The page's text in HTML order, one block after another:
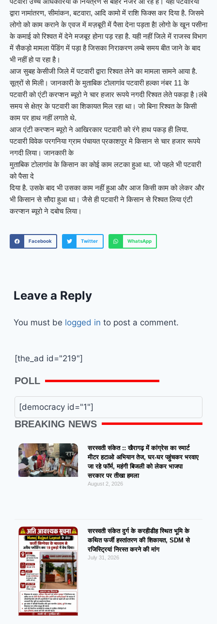
द्वारा नामांतरण, सीमांकन, बटवारा, आदि कामो में राशि फिक्स कर दिया है. जिसमे
लोगो को काम कराने के एवज में मज़बूरी में पैसा देना पड़ता है! लोगो के खून पसीना
के कमाई को रिश्वत में देने मजबूर होना पड़ रहा है. यही नहीं जिले में राजस्व विभाग
में सैकड़ो मामला पेंडिंग में पड़ा है जिसका निराकरण लम्बे समय बीत जाने के बाद
भी नहीं हो पा रहा है।
आज सुबह केसीजी जिले में पटवारी द्वारा रिश्वत लेने का मामला सामने आया है.
सूत्रों से मिली। जानकारी के मुताबिक टोलागांव पटवारी हल्का नंबर 11 के
पटवारी को एंटी करप्शन ब्यूरो ने चार हजार रूपये नगदी रिश्वत लेते पकड़ा है।लंबे
समय से क्षेत्र के पटवारी का शिकायत मिल रहा था। जो बिना रिश्वत के किसी
काम पर हाथ नहीं लगाते थे.
आज एंटी करप्शन ब्यूरो ने आखिरकार पटवारी को रंगे हाथ पकड़ ही लिया.
पटवारी विवेक परगनिया ग्राम पंचायत प्रकाशपुर मे किसान से चार हजार रूपये
नगदी लिया। जानकारी के
मुताबिक टोलागांव के किसान का कोई काम लटका हुआ था. जो पहले भी पटवारी
को पैसा दे
दिया है. उसके बाद भी उसका काम नहीं हुआ और आज किसी काम को लेकर और
भी किसान से सौदा हुआ था। जैसे ही पटवारी ने किसान से रिश्वत लिया एंटी
करप्शन ब्यूरो ने दबोच लिया।
Facebook Twitter WhatsApp
Leave a Reply
You must be logged in to post a comment.
[the_ad id="219"]
POLL
[democracy id="1"]
BREAKING NEWS
सरस्वती संकेत :: खैरागढ़ में कांग्रेस का स्मार्ट
मीटर हटाओ अभियान तेज, घर-घर पहुंचकर भरवाए
जा रहे फॉर्म, महंगी बिजली को लेकर भाजपा
सरकार पर तीखा हमला
August 2, 2026
सरस्वती संकेत दुर्ग के करहीडीह स्थित भूमि के
कथित फर्जी हस्तांतरण की शिकायत, SDM से
रजिस्ट्रियां निरस्त करने की मांग
July 31, 2026